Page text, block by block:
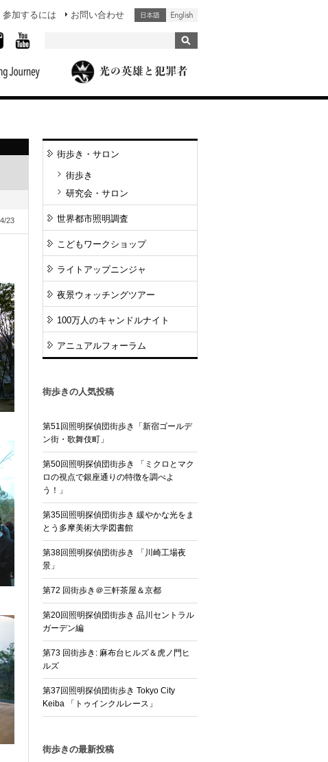
参加するには お問い合わせ
23
街歩き・サロン
街歩き
研究会・サロン
世界都市照明調査
こどもワークショップ
ライトアップニンジャ
夜景ウォッチングツアー
100万人のキャンドルナイト
アニュアルフォーラム
街歩きの人気投稿
第51回照明探偵団街歩き「新宿ゴールデ
ン街・歌舞伎町」
第50回照明探偵団街歩き 「ミクロとマク
ロの視点で銀座通りの特徴を調べよ
う！」
第35回照明探偵団街歩き 緩やかな光をま
とう多摩美術大学図書館
第38回照明探偵団街歩き 「川崎工場夜
景」
第72 回街歩き＠三軒茶屋＆京都
第20回照明探偵団街歩き 品川セントラル
ガーデン編
第73 回街歩き: 麻布台ヒルズ＆虎ノ門ヒ
ルズ
第37回照明探偵団街歩き Tokyo City
Keiba 「トゥインクルレース」
街歩きの最新投稿